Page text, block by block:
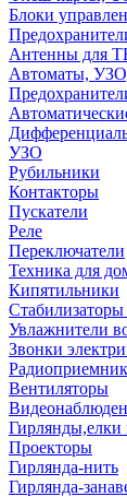
Блоки
Антенны для
Автоматы,
УЗО
Рубильники
Контакторы
Пускатели
Реле
Переключатели
Техника для
Кипятильники
Увлажнители
Звонки
Вентиляторы
Гирлянды,елки
Проекторы
Гирлянда-нить
Гирлянда-